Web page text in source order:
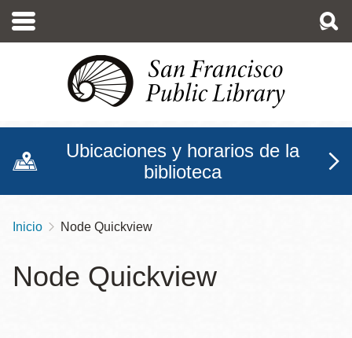
contenido
Ubicaciones y horarios de la
biblioteca
Sobrescribir
de
Inicio Node Quickview
Node Quickview